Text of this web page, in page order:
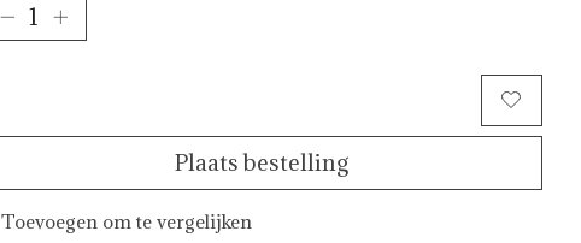
Plaats bestelling
Toevoegen om te vergelijken